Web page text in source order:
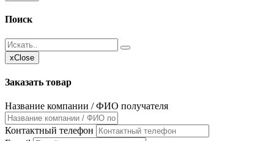
Поиск
xClose
Заказать товар
Название компании / ФИО получателя
Контактный телефон